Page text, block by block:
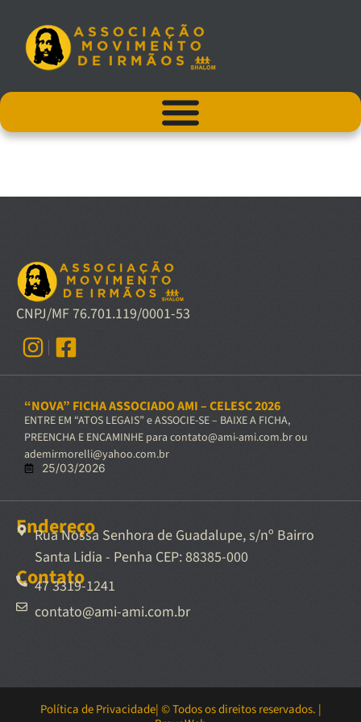
CNPJ/MF 76.701.119/0001-53
“NOVA” FICHA ASSOCIADO AMI – CELESC 2026
ENTRE EM “ATOS LEGAIS” e ASSOCIE-SE – BAIXE A FICHA,
PREENCHA E ENCAMINHE para contato@ami-ami.com.br ou
ademirmorelli@yahoo.com.br
25/03/2026
Endereço
Rua Nossa Senhora de Guadalupe, s/nº Bairro
Santa Lidia - Penha CEP: 88385-000
Contato
47 3319-1241
contato@ami-ami.com.br
Política de Privacidade| © Todos os direitos reservados. |